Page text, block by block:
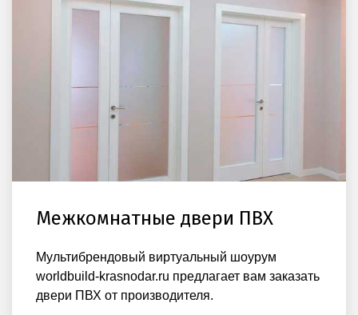
Межкомнатные двери ПВХ
Мультибрендовый виртуальный шоурум
worldbuild-krasnodar.ru предлагает вам заказать
двери ПВХ от производителя.